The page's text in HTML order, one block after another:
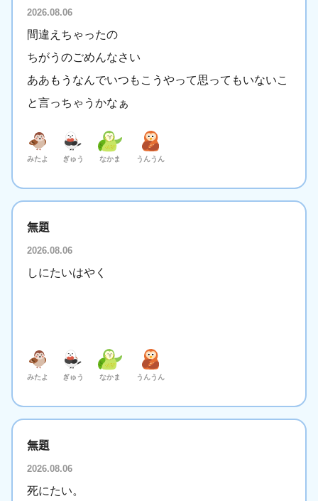
2026.08.06
間違えちゃったの
ちがうのごめんなさい
ああもうなんでいつもこうやって思ってもいないこ
と言っちゃうかなぁ
みたよ ぎゅう なかま うんうん
無題
2026.08.06
しにたいはやく
みたよ ぎゅう なかま うんうん
無題
2026.08.06
死にたい。